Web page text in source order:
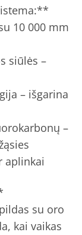
10 000 mm
siūlės –
– išgarina
–
aplinkai
su oro
kai vaikas